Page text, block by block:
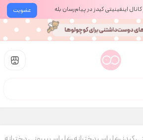
عضویت اینفینیتی کیدز در پیام‌رسان بله